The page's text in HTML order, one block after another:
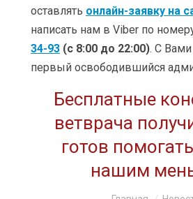
ОБУЧЕНИЕ
О КОМПАНИИ
КОНТАКТЫ
оставлять онлайн-заявку на
написать нам в Viber по
34-93 (с 8:00 до 22:00). С
первый освободившийся
Бесплатные
ветврача
готов
нашим